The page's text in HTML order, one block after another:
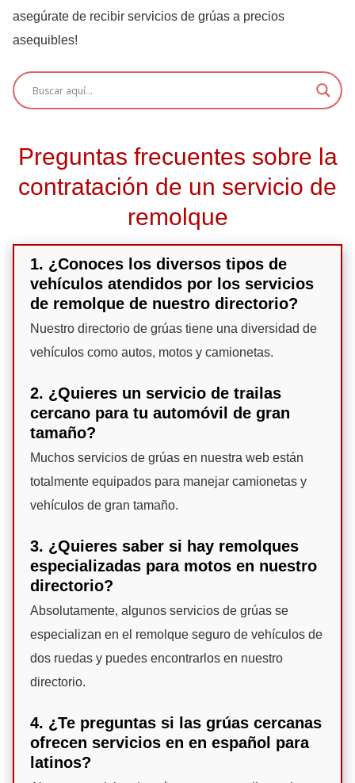
asegúrate de recibir servicios de grúas a precios
asequibles!
Preguntas frecuentes sobre la
contratación de un servicio de
remolque
1. ¿Conoces los diversos tipos de
vehículos atendidos por los servicios
de remolque de nuestro directorio?
Nuestro directorio de grúas tiene una diversidad de
vehículos como autos, motos y camionetas.
2. ¿Quieres un servicio de trailas
cercano para tu automóvil de gran
tamaño?
Muchos servicios de grúas en nuestra web están
totalmente equipados para manejar camionetas y
vehículos de gran tamaño.
3. ¿Quieres saber si hay remolques
especializadas para motos en nuestro
directorio?
Absolutamente, algunos servicios de grúas se
especializan en el remolque seguro de vehículos de
dos ruedas y puedes encontrarlos en nuestro
directorio.
4. ¿Te preguntas si las grúas cercanas
ofrecen servicios en en español para
latinos?